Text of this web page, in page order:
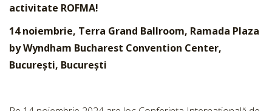
activitate ROFMA!
14 noiembrie, Terra Grand Ballroom, Ramada Plaza
by Wyndham Bucharest Convention Center,
București, București